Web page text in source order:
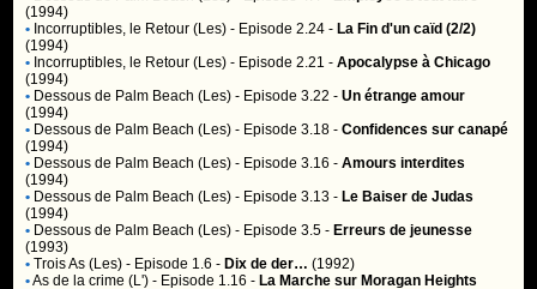
(1994)
• Incorruptibles, le Retour (Les) - Episode 2.24 - La Fin d'un caïd (2/2)
(1994)
• Incorruptibles, le Retour (Les) - Episode 2.21 -Apocalypse à Chicago
(1994)
• Dessous de Palm Beach (Les) - Episode 3.22 -Un étrange amour
(1994)
• Dessous de Palm Beach (Les) - Episode 3.18 -Confidences sur canapé
(1994)
• Dessous de Palm Beach (Les) - Episode 3.16 -Amours interdites
(1994)
• Dessous de Palm Beach (Les) - Episode 3.13 - Le Baiser de Judas
(1994)
• Dessous de Palm Beach (Les) - Episode 3.5 - Erreurs de jeunesse
(1993)
• Trois As (Les) - Episode 1.6 - Dix de der… (1992)
•As de la crime (L') - Episode 1.16 - La Marche sur Moragan Heights